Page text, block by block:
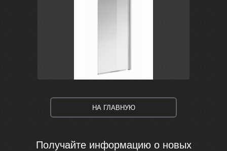
НА ГЛАВНУЮ
Получайте информацию о новых